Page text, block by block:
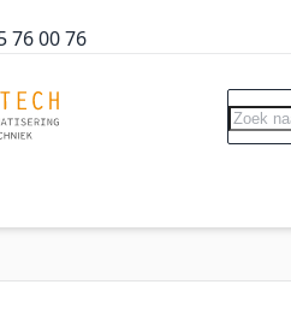
76 00 76
Search